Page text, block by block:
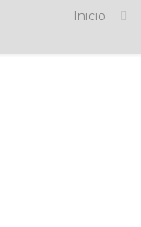
Inicio